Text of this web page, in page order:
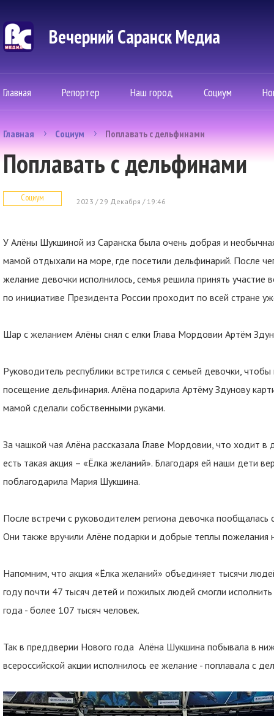
Вечерний Саранск Mедиа
Главная Репортер Наш город Социум
Главная Социум Поплавать с дельфинами
Поплавать с дельфинами
Социум 2023 / 29 Декабря / 19:46
У Алёны Шукшиной из Саранска была очень добрая и
мамой отдыхали на море, где посетили дельфинарий. После
желание девочки исполнилось, семья решила принять участие
по инициативе Президента России проходит по всей стране
Шар с желанием Алёны снял с елки Глава Мордовии Артём
Руководитель республики встретился с семьей девочки,
посещение дельфинария. Алёна подарила Артёму Здунову
мамой сделали собственными руками.
За чашкой чая Алёна рассказала Главе Мордовии, что ходит
есть такая акция – «Ёлка желаний». Благодаря ей наши дети
поблагодарила Мария Шукшина.
После встречи с руководителем региона девочка
Они также вручили Алёне подарки и добрые теплы пожелания
Напомним, что акция «Ёлка желаний» объединяет тысячи
году почти 47 тысяч детей и пожилых людей смогли
года - более 107 тысяч человек.
Так в преддверии Нового года Алёна Шукшина побывала в
всероссийской акции исполнилось ее желание - поплавала с